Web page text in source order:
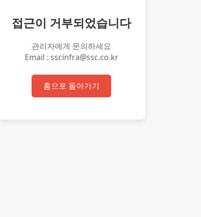
접근이 거부되었습니다
관리자에게 문의하세요
Email : sscinfra@ssc.co.kr
홈으로 돌아가기